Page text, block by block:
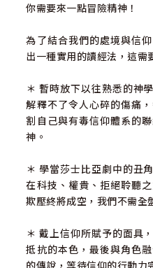
你需要來一點冒險精神！
為了結合我們的處境與信
出一種實用的讀經法，這需
＊ 暫時放下以往熟悉的神
解釋不了令人心碎的傷痛
割自己與有毒信仰體系的
神。
＊ 學當莎士比亞劇中的丑
在科技、權貴、拒絕聆聽
欺壓終將成空，我們不需全
＊ 戴上信仰所賦予的面具
抵抗的本色，最後與角色